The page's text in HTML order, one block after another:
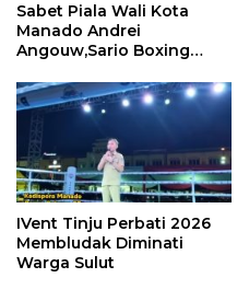
Sabet Piala Wali Kota
Manado Andrei
Angouw,Sario Boxing
Perbati 2026
IVent Tinju Perbati 2026
Membludak Diminati
Warga Sulut